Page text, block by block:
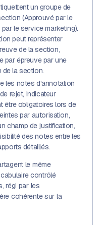
un groupe de
(Approuvé par le
le service marketing).
peut représenter
de la section,
par épreuve par une
de la section.
les notes d'annotation
rejet, Indicateur
être obligatoires lors de
par autorisation,
champ de justification,
des notes entre les
détaillés.
le même
contrôlé
régi par les
cohérente sur la